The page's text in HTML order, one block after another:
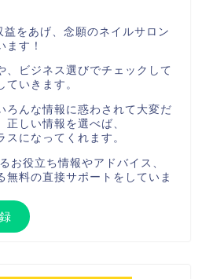
をあげ、念願のネイルサロン
ます！
、ビジネス選びでチェックして
ていきます。
ろんな情報に惑わされて大変だ
正しい情報を選べば、
になってくれます。
お役立ち情報やアドバイス、
無料の直接サポートをしていま